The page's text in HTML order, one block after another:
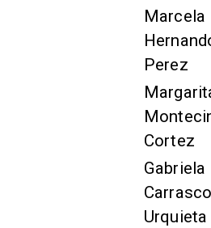
Marcela
Perez
Cortez
Gabriela
Carrasco
Urquieta